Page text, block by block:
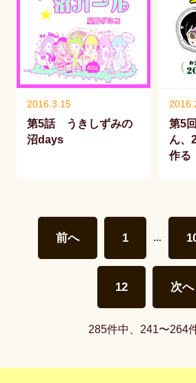
2016.3.15
第5話 うきしずみの
沼days
第5
ん、
作る
前へ 1 …
12 次へ
285件中、241〜264